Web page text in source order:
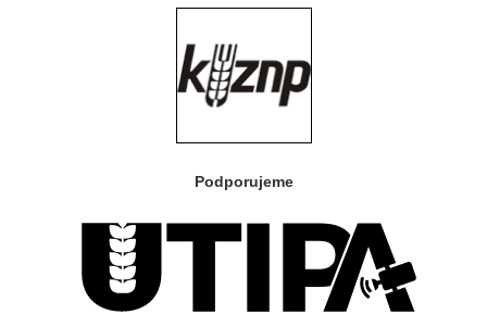
Podporujeme